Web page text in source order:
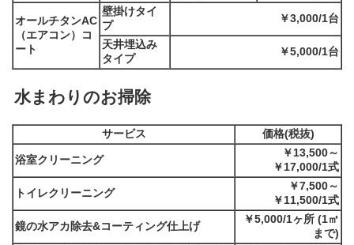
オールチタンAC
（エアコン）コ
ート
壁掛けタイ
プ
￥3,000/1台
天井埋込み
タイプ
￥5,000/1台
水まわりのお掃除
サービス 価格(税抜)
浴室クリーニング
￥13,500～
￥17,000/1式
トイレクリーニング
￥7,500～
￥11,500/1式
鏡の水アカ除去&コーティング仕上げ
￥5,000/1ヶ所 (1㎡
まで)